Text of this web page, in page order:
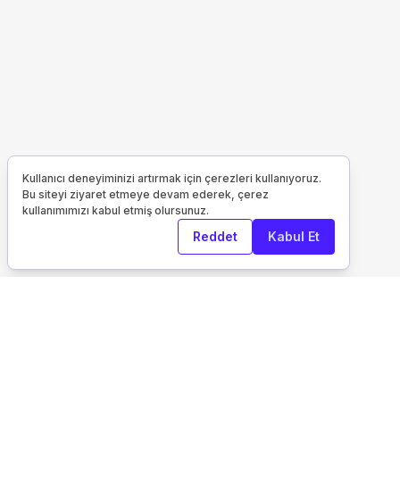
Kullanıcı deneyiminizi artırmak için çerezleri kullanıyoruz.
Bu siteyi ziyaret etmeye devam ederek, çerez
kullanımımızı kabul etmiş olursunuz.
Reddet Kabul Et